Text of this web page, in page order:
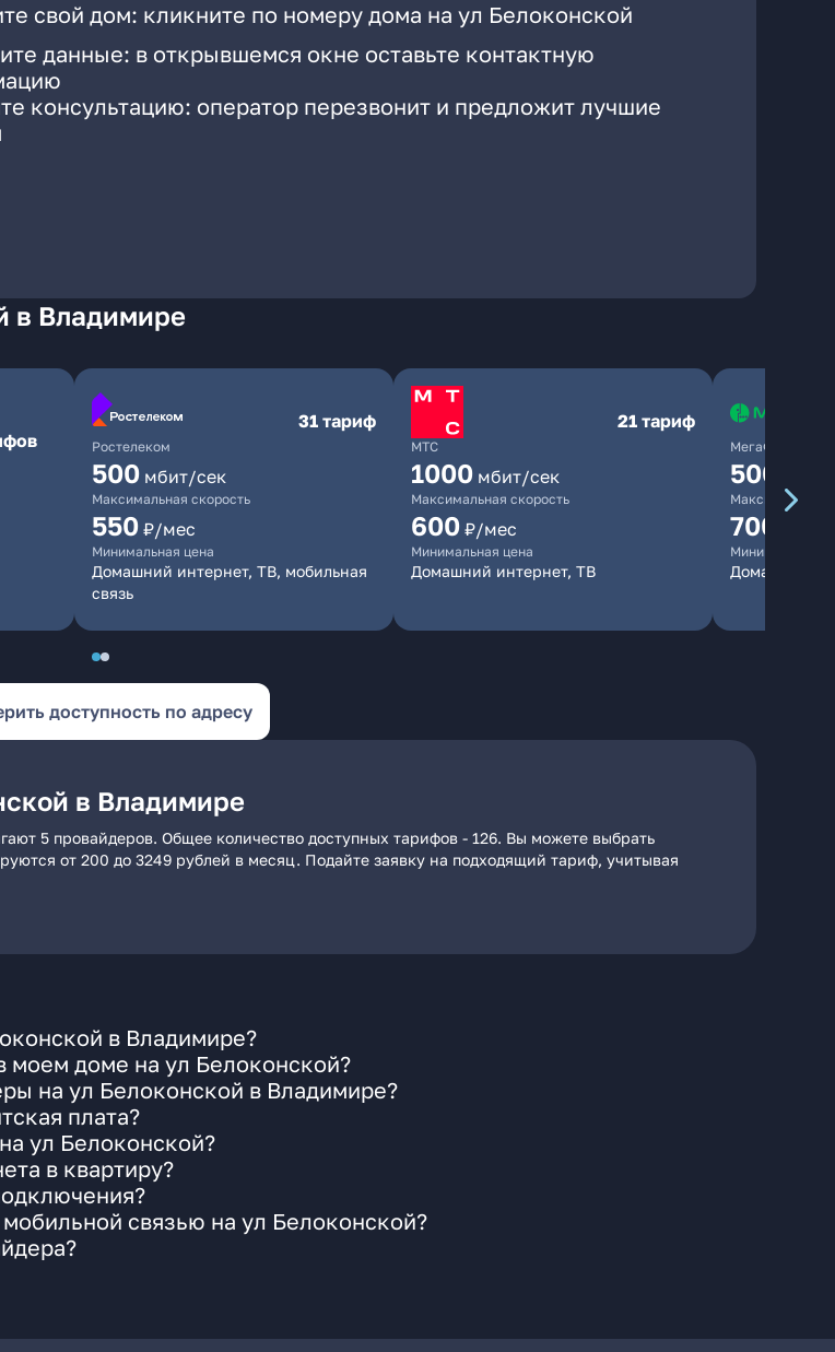
свой дом: кликните по номеру дома на ул Белоконской
данные: в открывшемся окне оставьте контактную
консультацию: оператор перезвонит и предложит лучшие
в Владимире
Ростелеком
31 тариф
500 мбит/сек
Максимальная скорость
550 ₽/мес
Минимальная цена
Домашний интернет, ТВ, мобильная
связь
МТС
21 тариф
1000 мбит/сек
Максимальная скорость
600 ₽/мес
Минимальная цена
Домашний интернет, ТВ
МегаФон
500
Максимальная
700
Минимальная
Домашний
доступность по адресу
в Владимире
5 провайдеров. Общее количество доступных тарифов - 126. Вы можете выбрать
от 200 до 3249 рублей в месяц. Подайте заявку на подходящий тариф, учитывая
в Владимире?
моем доме на ул Белоконской?
на ул Белоконской в Владимире?
плата?
ул Белоконской?
в квартиру?
связью на ул Белоконской?